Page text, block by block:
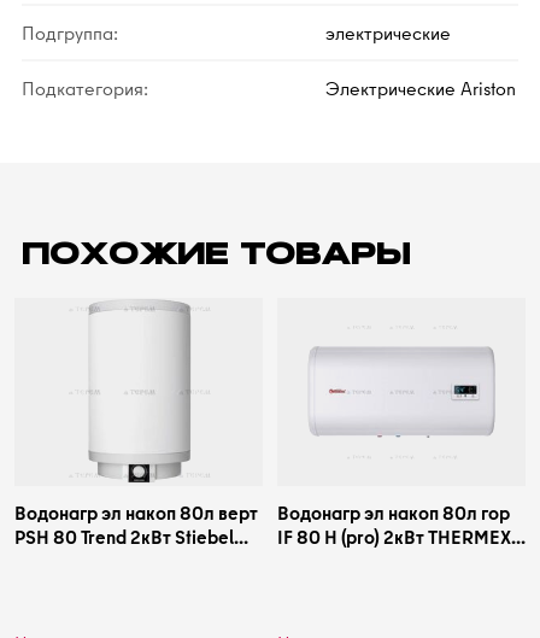
Подгруппа: электрические
Подкатегория: Электрические Ariston
ПОХОЖИЕ ТОВАРЫ
Водонагр эл накоп 80л верт
PSH 80 Trend 2кВт Stiebel
Водонагр эл накоп 80л гор
IF 80 H (pro) 2кВт THERMEX